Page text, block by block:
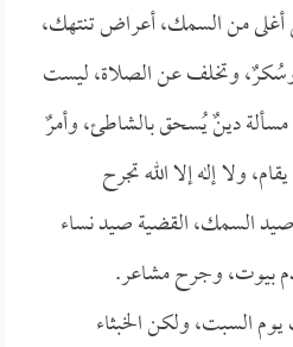
من السمك، أعراض تنتهك،
وتخلف عن الصلاة، ليست
مسألة دينٌ يُسحق بالشاطئ، وأمرٌ
ولا إله إلا الله تجرح
السمك، القضية صيد نساء
بيوت، وجرح مشاعر.
السبت، ولكن الخبثاء